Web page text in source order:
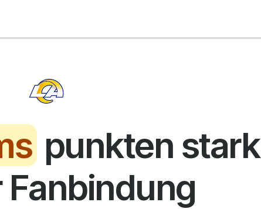
punkten stark
Fanbindung